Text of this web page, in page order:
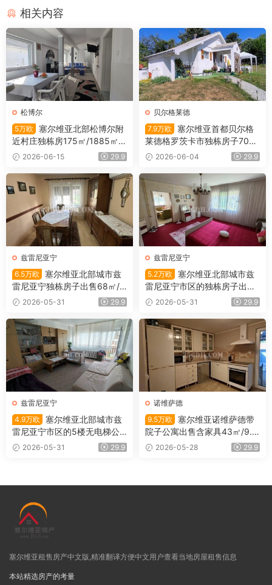
相关内容
松博尔
5万欧
塞尔维亚北部松博尔附
近村庄独栋房175㎡/1885㎡/5
万欧2026-06-15 29.9
贝尔格莱德
7.9万欧
塞尔维亚首都贝尔格
莱德格罗茨卡市独栋房子700
㎡/51㎡/7.9万欧
2026-06-04 29.9
兹雷尼亚宁
6.5万欧
塞尔维亚北部城市兹
雷尼亚宁独栋房子出售68㎡/4
52㎡/6.5万欧
2026-05-31 29.9
兹雷尼亚宁
5.2万欧
塞尔维亚北部城市兹
雷尼亚宁市区的独栋房子出售1
01平米/5.2万欧
2026-05-31 29.9
兹雷尼亚宁
4.9万欧
塞尔维亚北部城市兹
雷尼亚宁市区的5楼无电梯公
寓出售
2026-05-31 29.9
诺维萨德
9.5万欧
塞尔维亚诺维萨德带
院子公寓出售含家具43㎡/9.5
万欧2026-05-28 29.9
塞尔维亚租售房产中文版,精准翻译方便中文用户查看当地房屋租售信息
本站精选房产的考量